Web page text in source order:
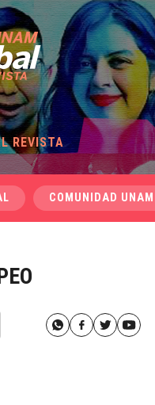
REVISTA
COMUNIDAD UNAM